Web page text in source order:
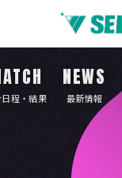
程・結果
NEWS
最新情報